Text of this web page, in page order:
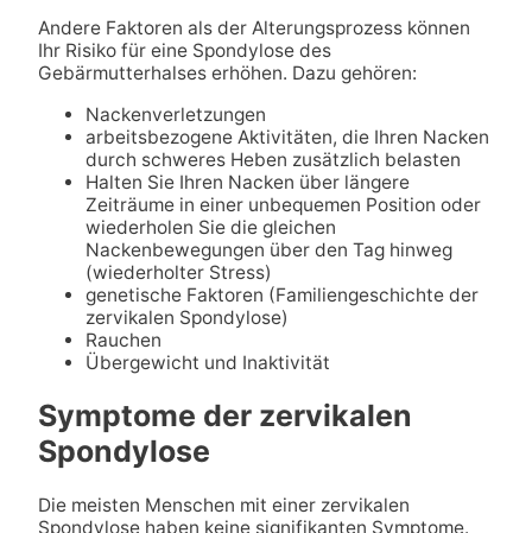
Andere Faktoren als der Alterungsprozess können
Ihr Risiko für eine Spondylose des
Gebärmutterhalses erhöhen. Dazu gehören:
Nackenverletzungen
arbeitsbezogene Aktivitäten, die Ihren Nacken
durch schweres Heben zusätzlich belasten
Halten Sie Ihren Nacken über längere
Zeiträume in einer unbequemen Position oder
wiederholen Sie die gleichen
Nackenbewegungen über den Tag hinweg
(wiederholter Stress)
genetische Faktoren (Familiengeschichte der
zervikalen Spondylose)
Rauchen
Übergewicht und Inaktivität
Symptome der zervikalen
Spondylose
Die meisten Menschen mit einer zervikalen
Spondylose haben keine signifikanten Symptome.